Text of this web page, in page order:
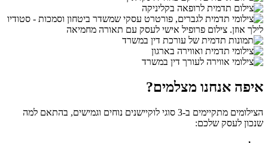
איפה אנחנו מצלמים?
הצילומים מתקיימים ב-3 סוגי לוקיישנים נוחים וגמישים, בהתאם למה
שנכון לעסק שלכם: